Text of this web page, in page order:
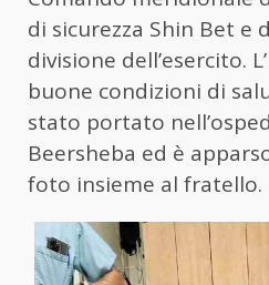
di sicurezza Shin Bet e
divisione dell’esercito.
buone condizioni di
stato portato
Beersheba ed è
foto insieme al fratello.